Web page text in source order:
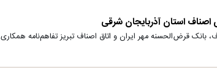
اصناف استان آذربایجان شرقی
بانک قرض‌الحسنه مهر ایران و اتاق اصناف تبریز تفاهم‌نامه همکاری